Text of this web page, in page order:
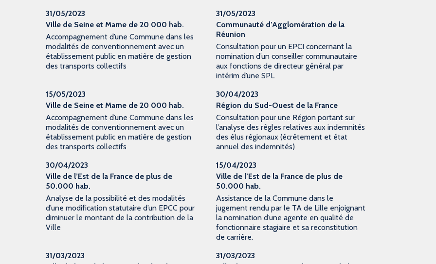
31/05/2023
Ville de Seine et Marne de 20 000 hab.
Accompagnement d’une Commune dans les
modalités de conventionnement avec un
établissement public en matière de gestion
des transports collectifs
31/05/2023
Communauté d’Agglomération de la
Réunion
Consultation pour un EPCI concernant la
nomination d’un conseiller communautaire
aux fonctions de directeur général par
intérim d’une SPL
15/05/2023
Ville de Seine et Marne de 20 000 hab.
Accompagnement d’une Commune dans les
modalités de conventionnement avec un
établissement public en matière de gestion
des transports collectifs
30/04/2023
Région du Sud-Ouest de la France
Consultation pour une Région portant sur
l’analyse des règles relatives aux indemnités
des élus régionaux (écrêtement et état
annuel des indemnités)
30/04/2023
Ville de l’Est de la France de plus de
50.000 hab.
Analyse de la possibilité et des modalités
d’une modification statutaire d’un EPCC pour
diminuer le montant de la contribution de la
Ville
15/04/2023
Ville de l’Est de la France de plus de
50.000 hab.
Assistance de la Commune dans le
jugement rendu par le TA de Lille enjoignant
la nomination d’une agente en qualité de
fonctionnaire stagiaire et sa reconstitution
de carrière.
31/03/2023
31/03/2023